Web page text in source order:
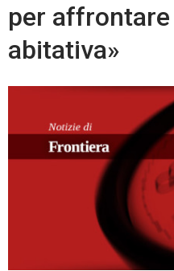
per affrontare
abitativa»